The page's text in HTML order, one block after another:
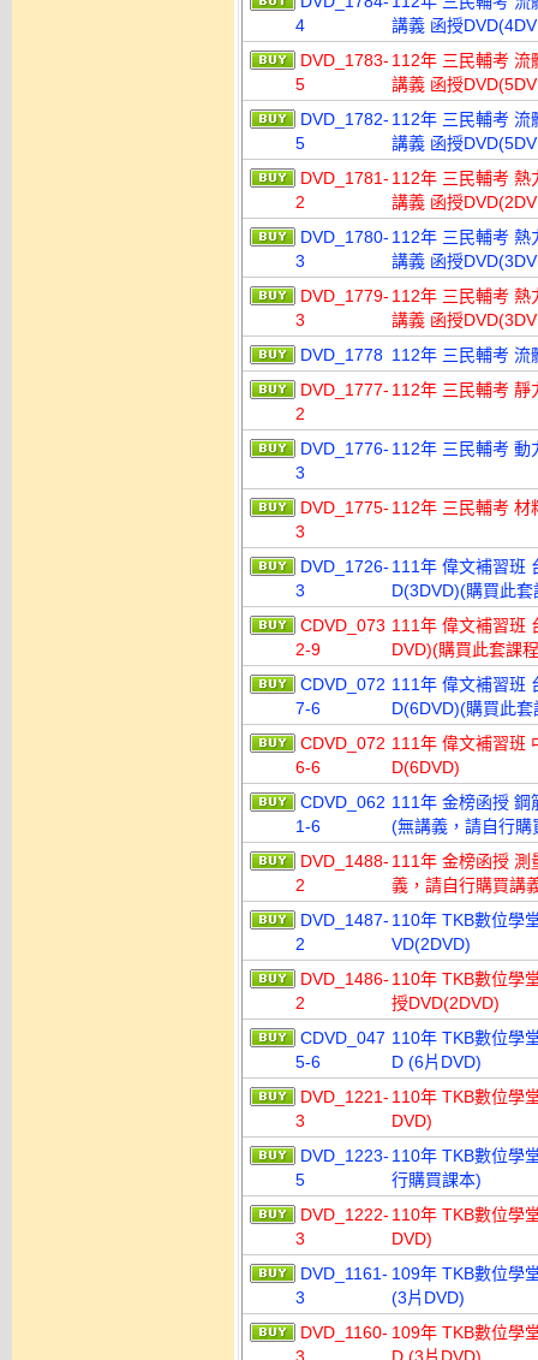
4
講義 函授
DVD_1783-
5
112年 三民輔考 流
講義 函授
DVD_1782-
5
112年 三民輔考 流
講義 函授
DVD_1781-
2
112年 三民輔考 熱
講義 函授
DVD_1780-
3
112年 三民輔考 熱
講義 函授
DVD_1779-
3
112年 三民輔考 熱
講義 函授
DVD_1778 112年 三民輔考 流
DVD_1777-
2
112年 三民輔考 靜
DVD_1776-
3
112年 三民輔考 動
DVD_1775-
3
112年 三民輔考 材
DVD_1726-
3
111年 偉文補習班
D(3DVD)(購買此
CDVD_073
2-9
111年 偉文補習班
DVD)(購買此套課
CDVD_072
7-6
111年 偉文補習班
D(6DVD)(購買此
CDVD_072
6-6
111年 偉文補習班
D(6DVD)
CDVD_062
1-6
111年 金榜函授 鋼
(無講義，請自行購
DVD_1488-
2
111年 金榜函授 測
義，請自行購買講
DVD_1487-
2
110年 TKB數位學
VD(2DVD)
DVD_1486-
2
110年 TKB數位學
授DVD(2DVD)
CDVD_047
5-6
110年 TKB數位學
D (6片DVD)
DVD_1221-
3
110年 TKB數位學
DVD)
DVD_1223-
5
110年 TKB數位學
行購買課本)
DVD_1222-
3
110年 TKB數位學
DVD)
DVD_1161-
3
109年 TKB數位學
(3片DVD)
DVD_1160- 109年 TKB數位學